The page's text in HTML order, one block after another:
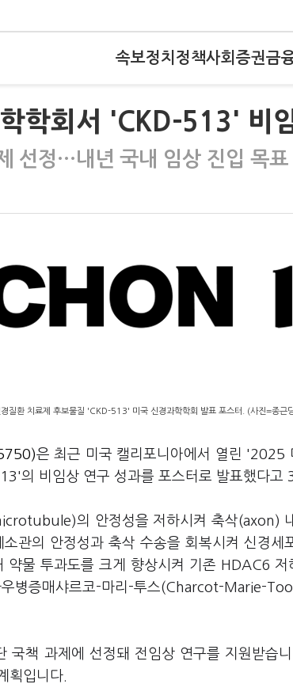
속보정치 정책사회 증권금
학회서 'CKD-513' 비
선정…내년 국내 임상 진입 목표
질환 치료제 후보물질 'CKD-513' 미국 신경과학학회 발표 포스터. (사진=종근
은 최근 미국 캘리포니아에서 열린 '2025
의 비임상 연구 성과를 포스터로 발표했다고
의 안정성을 저하시켜 축삭(axon)
관의 안정성과 축삭 수송을 회복시켜 신경세
약물 투과도를 크게 향상시켜 기존 HDAC6 저
우병증매샤르코-마리-투스(Charcot-Marie-
국책 과제에 선정돼 전임상 연구를 지원받습
획입니다.